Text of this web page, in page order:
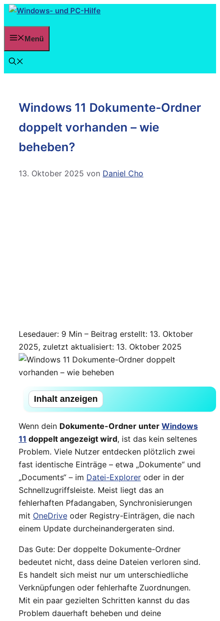
Menü
Windows 11 Dokumente-Ordner
doppelt vorhanden – wie
beheben?
13. Oktober 2025 von Daniel Cho
Lesedauer: 9 Min – Beitrag erstellt: 13. Oktober
2025, zuletzt aktualisiert: 13. Oktober 2025
Inhalt anzeigen
Wenn dein Dokumente-Ordner unter Windows
11 doppelt angezeigt wird, ist das kein seltenes
Problem. Viele Nutzer entdecken plötzlich zwei
fast identische Einträge – etwa „Dokumente“ und
„Documents“ – im Datei-Explorer oder in der
Schnellzugriffsleiste. Meist liegt das an
fehlerhaften Pfadangaben, Synchronisierungen
mit OneDrive oder Registry-Einträgen, die nach
einem Update durcheinandergeraten sind.
Das Gute: Der doppelte Dokumente-Ordner
bedeutet nicht, dass deine Dateien verloren sind.
Es handelt sich meist nur um unterschiedliche
Verknüpfungen oder fehlerhafte Zuordnungen.
Mit ein paar gezielten Schritten kannst du das
Problem dauerhaft beheben und deine